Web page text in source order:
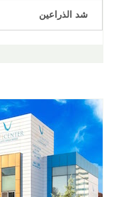
شد الذراعين